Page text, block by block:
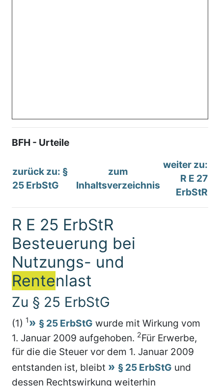
BFH - Urteile
zurück zu: §
25 ErbStG
zum
Inhaltsverzeichnis
weiter zu:
R E 27
ErbStR
R E 25 ErbStR
Besteuerung bei
Nutzungs- und
Rentenlast
Zu § 25 ErbStG
(1) 1 § 25 ErbStG wurde mit Wirkung vom
1. Januar 2009 aufgehoben. 2Für Erwerbe,
für die die Steuer vor dem 1. Januar 2009
entstanden ist, bleibt
§ 25 ErbStG und
dessen Rechtswirkung weiterhin